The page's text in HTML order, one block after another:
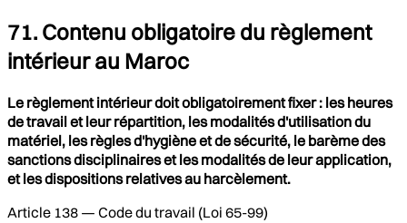
71. Contenu obligatoire du règlement
intérieur au Maroc
Le règlement intérieur doit obligatoirement fixer : les heures
de travail et leur répartition, les modalités d'utilisation du
matériel, les règles d'hygiène et de sécurité, le barème des
sanctions disciplinaires et les modalités de leur application,
et les dispositions relatives au harcèlement.
Article 138 — Code du travail (Loi 65-99)